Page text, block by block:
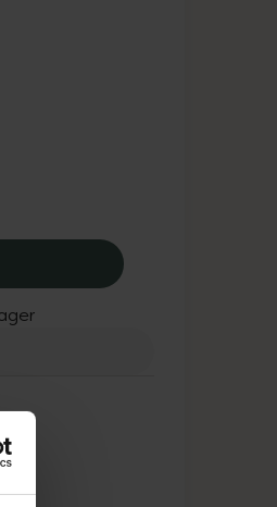
Tandborste Kids Bluey 3-5,